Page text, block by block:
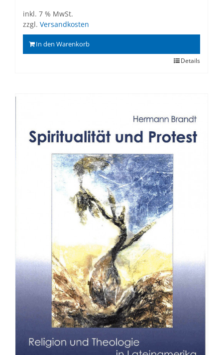
inkl. 7 % MwSt.
zzgl. Versandkosten
In den Warenkorb
Details